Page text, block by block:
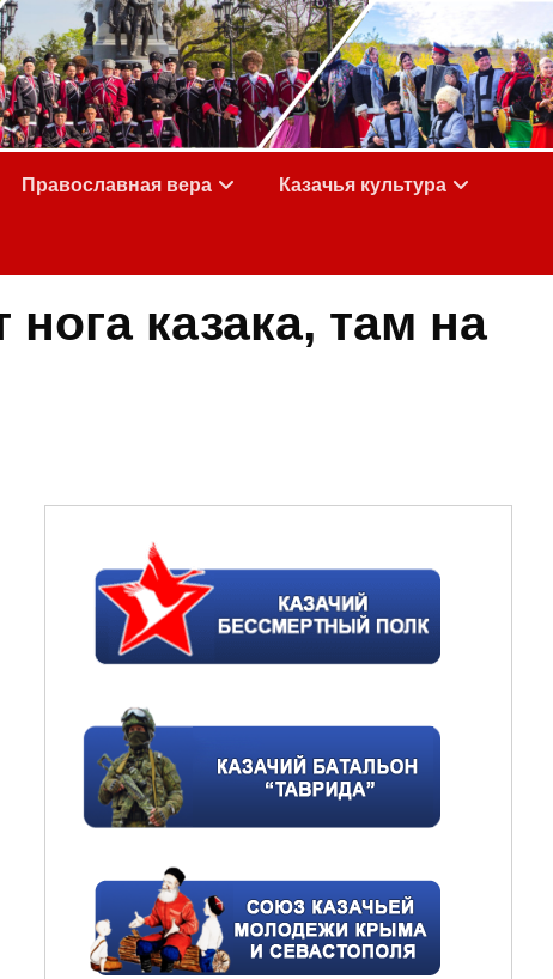
Православная вера Казачья культура
казака, там на